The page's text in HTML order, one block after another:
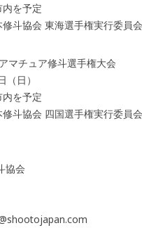
内を予定
修斗協会 東海選手権実行委員会
マチュア修斗選手権大会
（日）
内を予定
修斗協会 四国選手権実行委員会
協会